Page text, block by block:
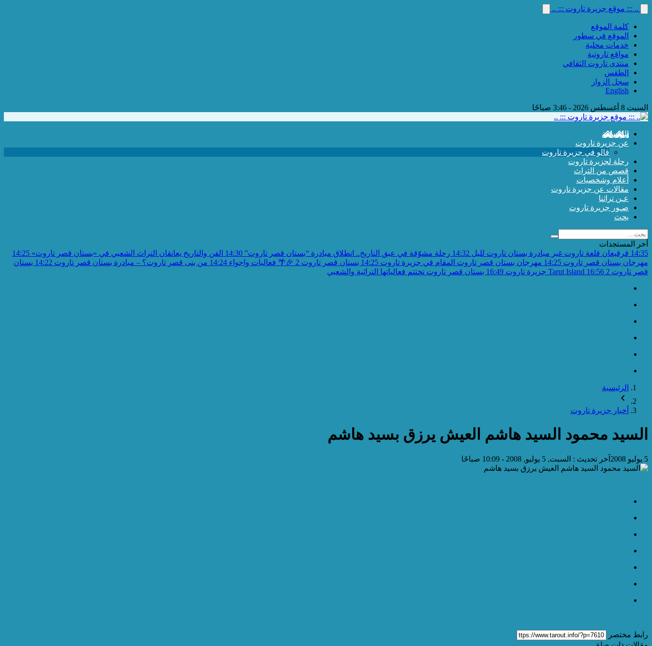
.. ::: موقع جزيرة تاروت ::: ..
كلمة الموقع
الموقع في سطور
خدمات محلية
مواقع تاروتية
منتدى تاروت الثقافي
الطقس
سجل الزوار
English
السبت 8 أغسطس 2026 - 3:46 صباحًا
الرئيسية
عن جزيرة تاروت
قالو في جزيرة تاروت
رحلة لجزيرة تاروت
قصص من التراث
أعلام وشخصيات
مقالات عن جزيرة تاروت
عـن تراثنا
صـور جزيرة تاروت
بحث
أخر المستجدات
14:35 قرقيعان قلعة تاروت غير مبادرة بستان تاروت لليل 14:32 رحلة مشوّقة في عبق التاريخ.. انطلاق مبادرة “بستان قصر تاروت” 14:30 الفن والتاريخ يعانقان التراث الشعبي في «بستان قصر تاروت» 14:25
مهرجان بستان قصر تاروت 14:25 مهرجان بستان قصر تاروت المقام في جزيرة تاروت 14:25 بستان قصر تاروت 2 🎉🌴 فعاليات واجواء 14:24 من بنى قصر تاروت؟ – مبادرة بستان قصر تاروت 14:22 بستان
قصر تاروت 2
16:56
16:49 بستان قصر تاروت تختتم فعالياتها التراثية والشعبي
الرئيسية
أخبار جزيرة تاروت
السيد محمود السيد هاشم العيش يرزق بسيد هاشم
5 يوليو 2008 آخر تحديث : السبت, 5 يوليو, 2008 - 10:09 صباحًا
رابط مختصر